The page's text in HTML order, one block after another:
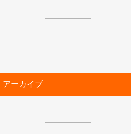
アーカイブ